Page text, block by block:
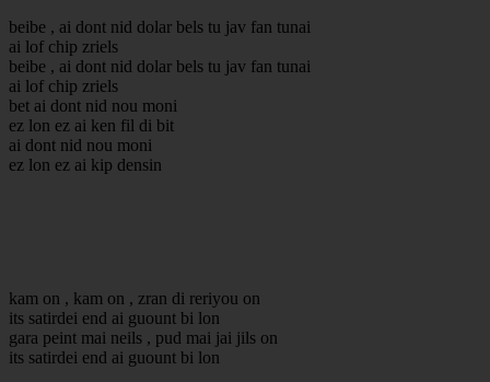
beibe , ai dont nid dolar bels tu jav fan tunai
ai lof chip zriels
beibe , ai dont nid dolar bels tu jav fan tunai
ai lof chip zriels
bet ai dont nid nou moni
ez lon ez ai ken fil di bit
ai dont nid nou moni
ez lon ez ai kip densin
kam on , kam on , zran di reriyou on
its satirdei end ai guount bi lon
gara peint mai neils , pud mai jai jils on
its satirdei end ai guount bi lon